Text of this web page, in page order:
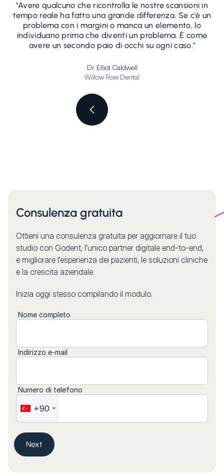
"Avere qualcuno che ricontrolla le nostre scansioni in
tempo reale ha fatto una grande differenza. Se c'è un
problema con i margini o manca un elemento, lo
individuano prima che diventi un problema. È come
avere un secondo paio di occhi su ogni caso."
Dr. Elliot Caldwell
Willow Row Dental
Consulenza gratuita
Ottieni una consulenza gratuita per aggiornare il tuo
studio con Godent, l'unico partner digitale end-to-end,
e migliorare l'esperienza dei pazienti, le soluzioni cliniche
e la crescita aziendale.
Inizia oggi stesso compilando il modulo.
Nome completo
Indirizzo e-mail
Numero di telefono
+90
Next